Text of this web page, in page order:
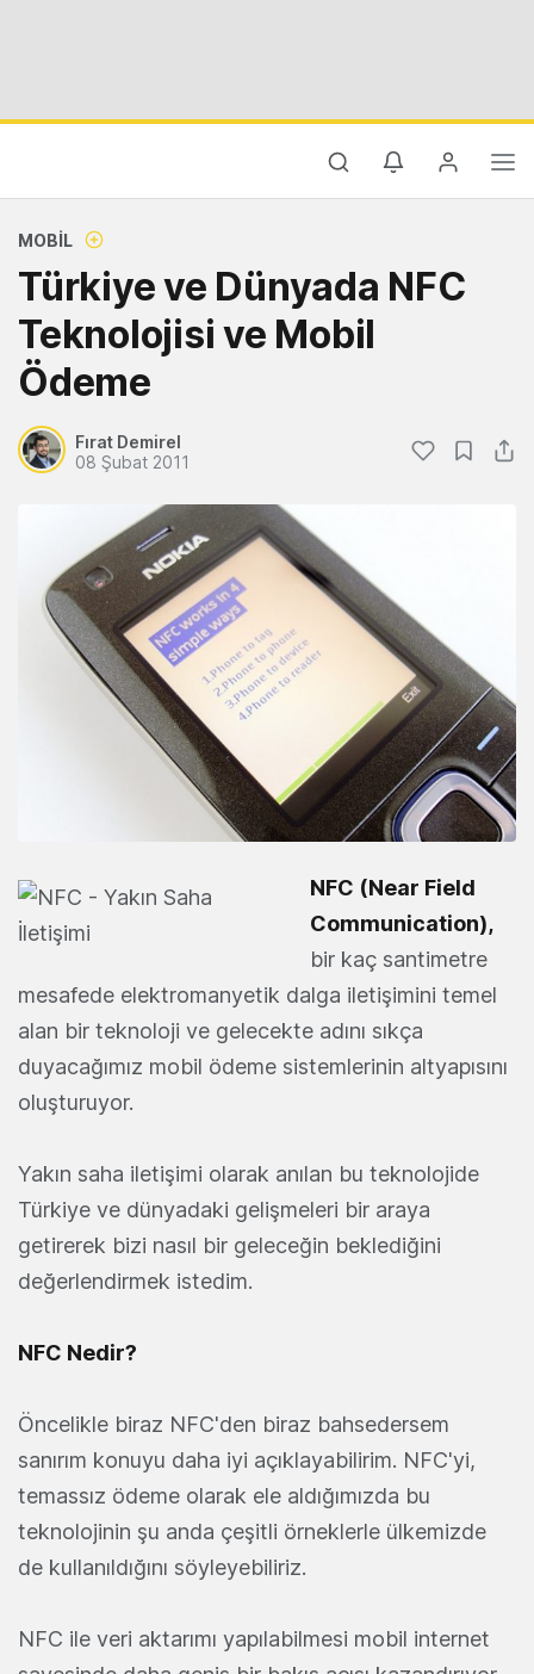
MOBIL
Türkiye ve Dünyada NFC
Teknolojisi ve Mobil
Ödeme
Fırat Demirel
08 Şubat 2011
NFC (Near Field
Communication),
bir kaç santimetre
mesafede elektromanyetik dalga iletişimini temel
alan bir teknoloji ve gelecekte adını sıkça
duyacağımız mobil ödeme sistemlerinin altyapısını
oluşturuyor.
Yakın saha iletişimi olarak anılan bu teknolojide
Türkiye ve dünyadaki gelişmeleri bir araya
getirerek bizi nasıl bir geleceğin beklediğini
değerlendirmek istedim.
NFC Nedir?
Öncelikle biraz NFC'den biraz bahsedersem
sanırım konuyu daha iyi açıklayabilirim. NFC'yi,
temassız ödeme olarak ele aldığımızda bu
teknolojinin şu anda çeşitli örneklerle ülkemizde
de kullanıldığını söyleyebiliriz.
NFC ile veri aktarımı yapılabilmesi mobil internet